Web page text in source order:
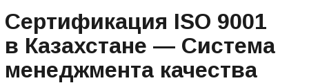
организации. Он был разработан
Международной организацией по
стандартизации (ISO) и основан на
менеджмента: ориентированность на